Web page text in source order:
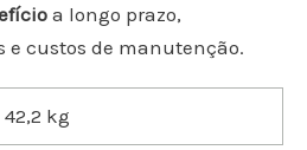
a longo prazo,
custos de manutenção.
42,2 kg